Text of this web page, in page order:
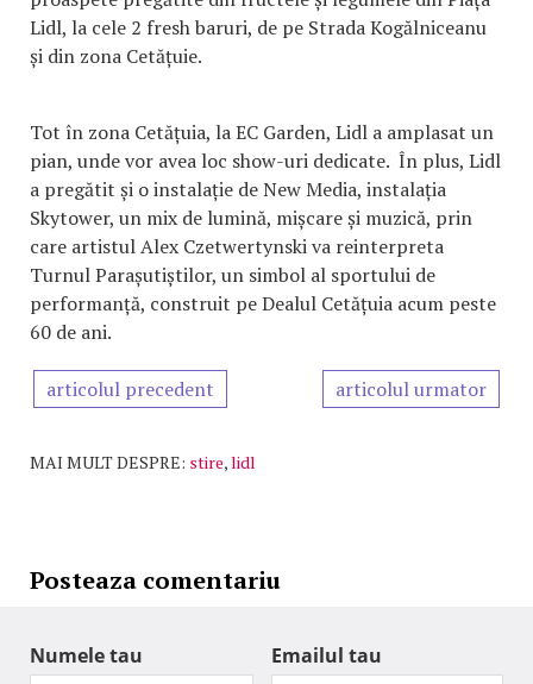
Lidl, la cele 2 fresh baruri, de pe Strada Kogălniceanu
și din zona Cetățuie.
Tot în zona Cetățuia, la EC Garden, Lidl a amplasat un
pian, unde vor avea loc show-uri dedicate. În plus, Lidl
a pregătit și o instalație de New Media, instalația
Skytower, un mix de lumină, mișcare și muzică, prin
care artistul Alex Czetwertynski va reinterpreta
Turnul Parașutiștilor, un simbol al sportului de
performanță, construit pe Dealul Cetățuia acum peste
60 de ani.
articolul precedent articolul urmator
MAI MULT DESPRE: stire,lidl
Posteaza comentariu
Numele tau Emailul tau